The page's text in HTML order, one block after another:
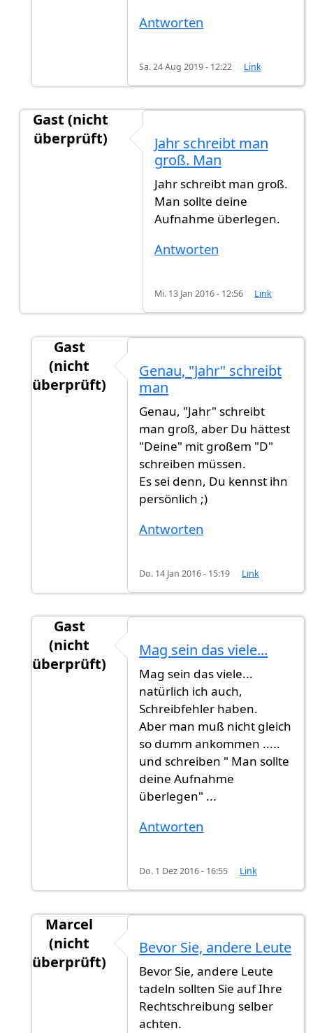
Antworten
Sa. 24 Aug 2019 - 12:22 Link
Gast (nicht
überprüft)
Mir wurde gesagt 1 jahr undvon
Jahr schreibt man
groß. Man
Jahr schreibt man groß.
Man sollte deine
Aufnahme überlegen.
Antworten
Mi. 13 Jan 2016 - 12:56 Link
Gast
(nicht
überprüft)
Genau, "Jahr" schreibt
man
Genau, "Jahr" schreibt
man groß, aber Du hättest
"Deine" mit großem "D"
schreiben müssen.
Es sei denn, Du kennst ihn
persönlich ;)
Antworten
Do. 14 Jan 2016 - 15:19 Link
Gast
(nicht
überprüft)
Jahr schreibt man groß. Man
Mag sein das viele...
Mag sein das viele...
natürlich ich auch,
Schreibfehler haben.
Aber man muß nicht gleich
so dumm ankommen .....
und schreiben " Man sollte
deine Aufnahme
überlegen" ...
Antworten
Do. 1 Dez 2016 - 16:55 Link
Marcel
(nicht
überprüft)
Jahr schreibt man groß. Man
Bevor Sie, andere Leute
Bevor Sie, andere Leute
tadeln sollten Sie auf Ihre
Rechtschreibung selber
achten.